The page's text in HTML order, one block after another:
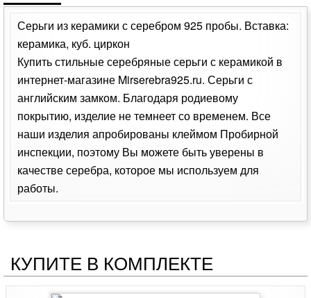
Серьги из керамики с серебром 925 пробы. Вставка:
керамика, куб. циркон
Купить стильные серебряные серьги с керамикой в
интернет-магазине Mirserebra925.ru. Серьги с
английским замком. Благодаря родиевому
покрытию, изделие не темнеет со временем. Все
наши изделия апробированы клеймом Пробирной
инспекции, поэтому Вы можете быть уверены в
качестве серебра, которое мы используем для
работы.
КУПИТЕ В КОМПЛЕКТЕ